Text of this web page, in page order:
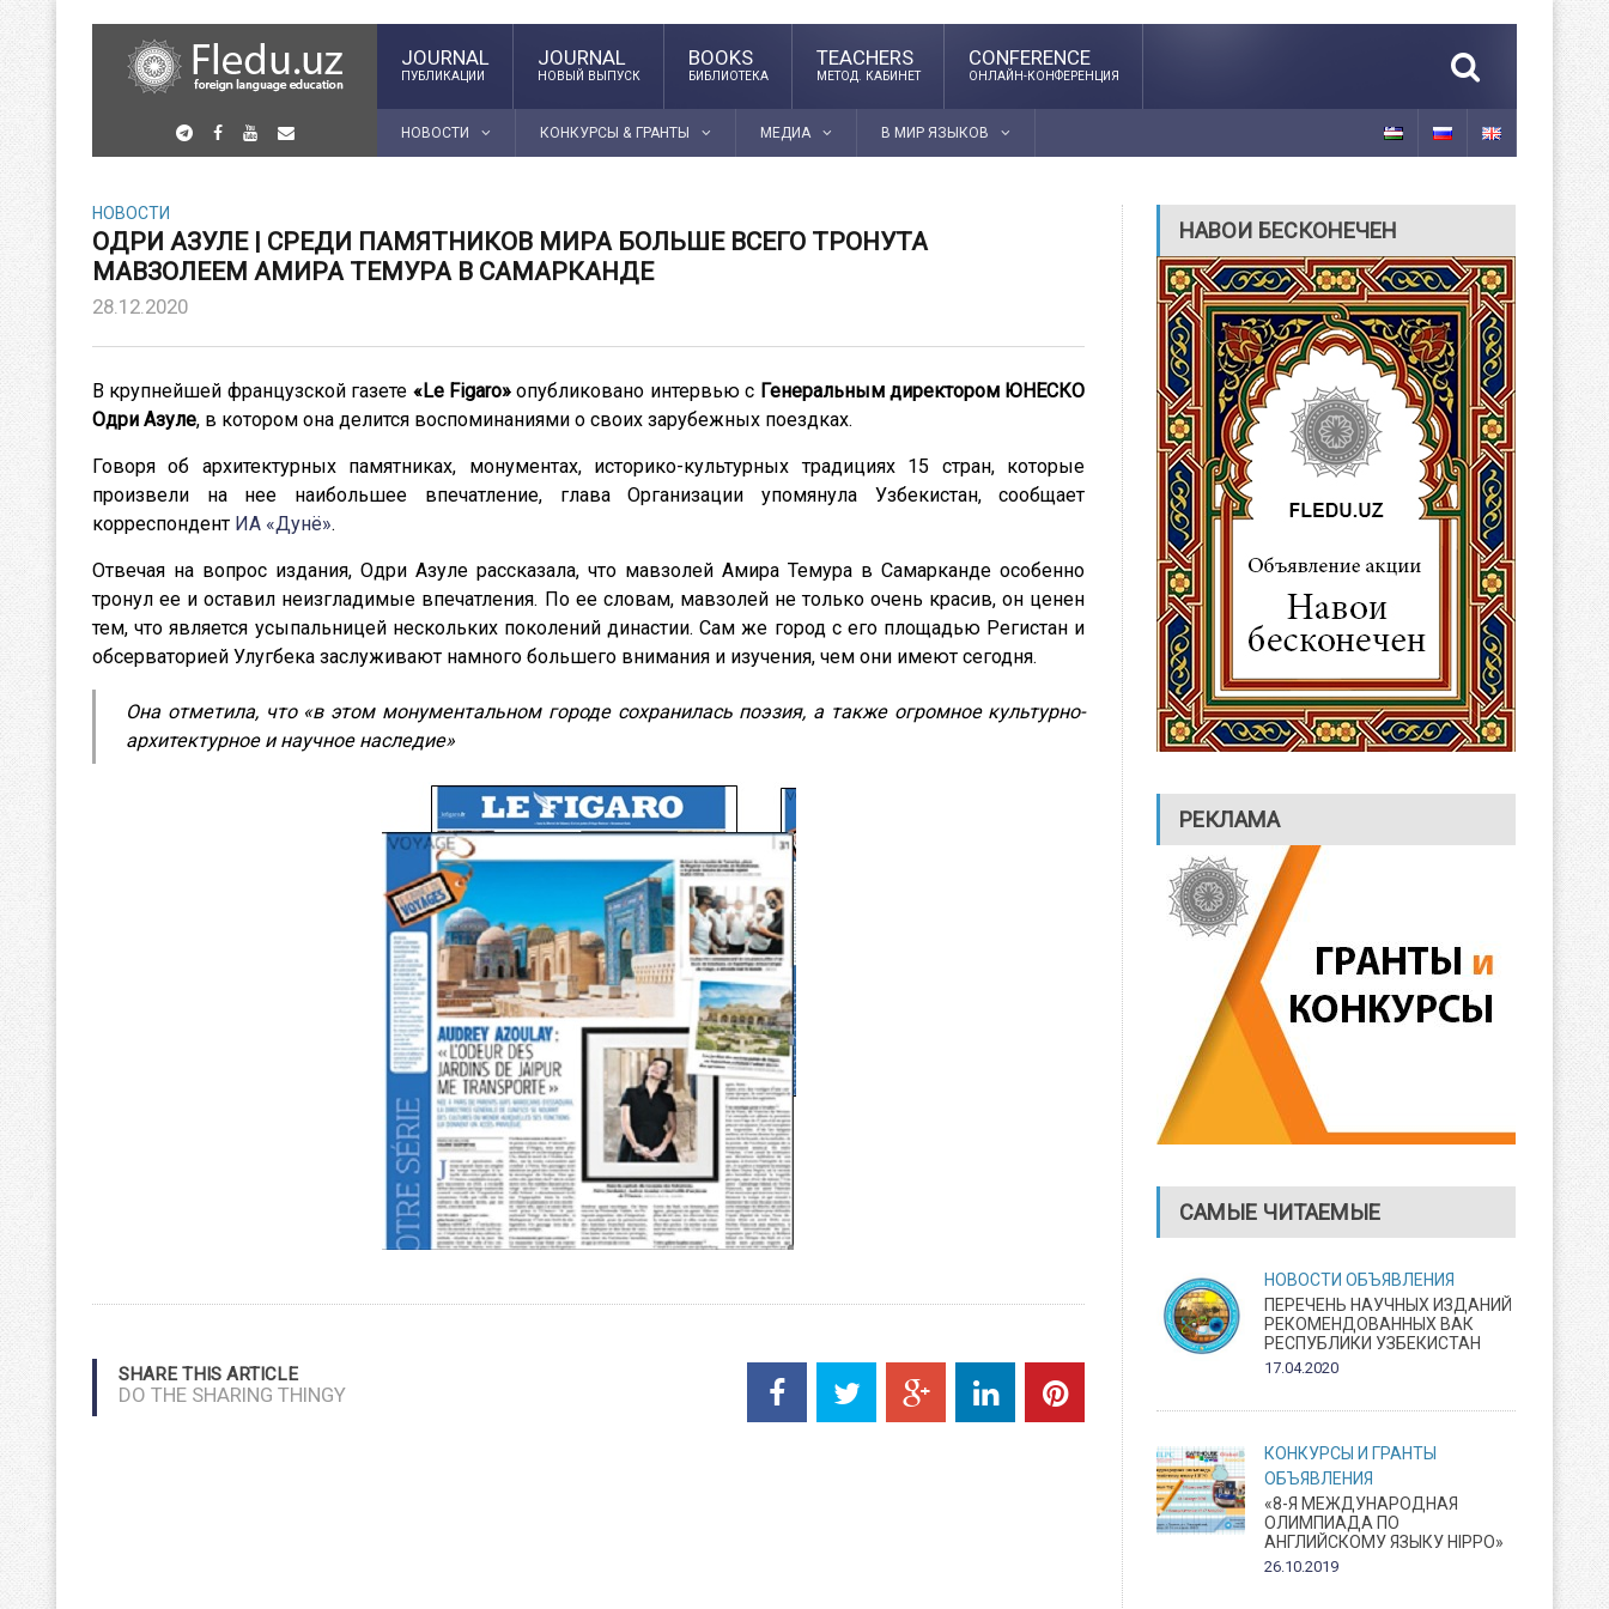
JOURNAL
ПУБЛИКАЦИИ
JOURNAL
НОВЫЙ ВЫПУСК
BOOKS
БИБЛИОТЕКА
TEACHERS
МЕТОД. КАБИНЕТ
CONFERENCE
ОНЛАЙН-КОНФЕРЕНЦИЯ
НОВОСТИ КОНКУРСЫ & ГРАНТЫ МЕДИА В МИР ЯЗЫКОВ
НОВОСТИ
ОДРИ АЗУЛЕ | СРЕДИ ПАМЯТНИКОВ МИРА БОЛЬШЕ ВСЕГО ТРОНУТА
МАВЗОЛЕЕМ АМИРА ТЕМУРА В САМАРКАНДЕ
28.12.2020
В крупнейшей французской газете «Le Figaro»опубликовано интервью с Генеральным директором ЮНЕСКО
Одри Азуле, в котором она делится воспоминаниями о своих зарубежных поездках.
Говоря об архитектурных памятниках, монументах, историко-культурных традициях 15 стран, которые
произвели на нее наибольшее впечатление, глава Организации упомянула Узбекистан, сообщает
корреспондент ИА «Дунё».
Отвечая на вопрос издания, Одри Азуле рассказала, что мавзолей Амира Темура в Самарканде особенно
тронул ее и оставил неизгладимые впечатления. По ее словам, мавзолей не только очень красив, он ценен
тем, что является усыпальницей нескольких поколений династии. Сам же город с его площадью Регистан и
обсерваторией Улугбека заслуживают намного большего внимания и изучения, чем они имеют сегодня.
Она отметила, что «в этом монументальном городе сохранилась поэзия, а также огромное культурно-
архитектурное и научное наследие»
SHARE THIS ARTICLE
DO THE SHARING THINGY
НАВОИ БЕСКОНЕЧЕН
РЕКЛАМА
САМЫЕ ЧИТАЕМЫЕ
НОВОСТИ ОБЪЯВЛЕНИЯ
ПЕРЕЧЕНЬ НАУЧНЫХ ИЗДАНИЙ
РЕКОМЕНДОВАННЫХ ВАК
РЕСПУБЛИКИ УЗБЕКИСТАН
17.04.2020
КОНКУРСЫ И ГРАНТЫ
ОБЪЯВЛЕНИЯ
«8-Я МЕЖДУНАРОДНАЯ
ОЛИМПИАДА ПО
АНГЛИЙСКОМУ ЯЗЫКУ HIPPO»
26.10.2019